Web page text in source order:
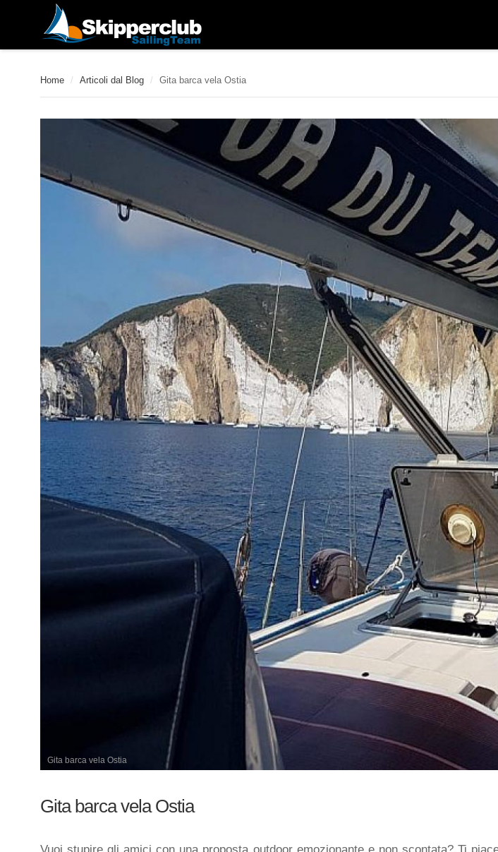
Home / Articoli dal Blog / Gita barca vela Ostia
Gita barca vela Ostia
Gita barca vela Ostia
Vuoi stupire gli amici con una proposta outdoor emozionante e non scontata? Ti